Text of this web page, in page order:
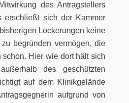
des Antragstellers
erschließt sich der Kammer
Lockerungen keine
zu begründen vermögen, die
schon. Hier wie dort hält sich
des geschützten
auf dem Klinikgelände
aufgrund von